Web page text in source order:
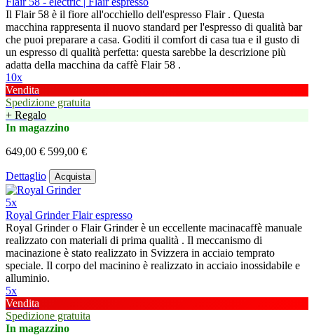
Il Flair 58 è il fiore all'occhiello dell'espresso Flair . Questa
macchina rappresenta il nuovo standard per l'espresso di qualità bar
che puoi preparare a casa. Goditi il comfort di casa tua e il gusto di
un espresso di qualità perfetta: questa sarebbe la descrizione più
adatta della macchina da caffè Flair 58 .
10x
Vendita
Spedizione gratuita
+ Regalo
In magazzino
649,00 € 599,00 €
Dettaglio Acquista
5x
Royal Grinder Flair espresso
Royal Grinder o Flair Grinder è un eccellente macinacaffè manuale
realizzato con materiali di prima qualità . Il meccanismo di
macinazione è stato realizzato in Svizzera in acciaio temprato
speciale. Il corpo del macinino è realizzato in acciaio inossidabile e
alluminio.
5x
Vendita
Spedizione gratuita
In magazzino